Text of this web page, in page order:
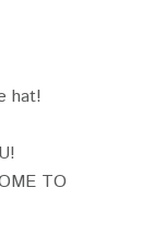
hat!
TO